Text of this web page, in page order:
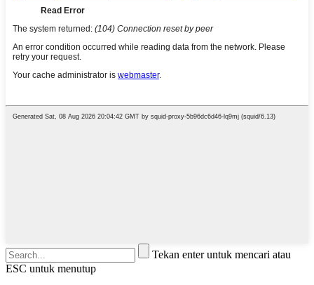
Tekan enter untuk mencari atau
ESC untuk menutup